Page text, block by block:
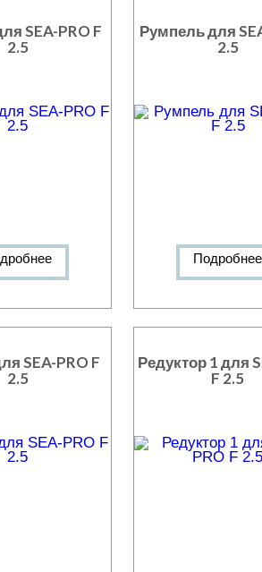
SEA-PRO F
2.5
Румпель для
2.5
Подробнее
SEA-PRO F
2.5
Редуктор 1 для
F 2.5